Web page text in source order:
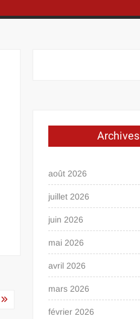
Archives
août 2026
juillet 2026
juin 2026
mai 2026
avril 2026
mars 2026
février 2026